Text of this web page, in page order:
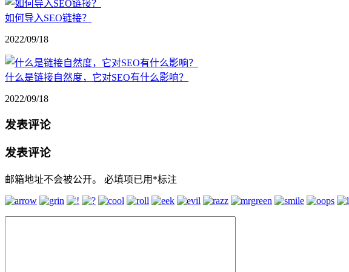
如何导入SEO链接？
2022/09/18
什么是链接自然度，它对SEO有什么影响？
2022/09/18
发表评论
发表评论
邮箱地址不会被公开。 必填项已用 *标注